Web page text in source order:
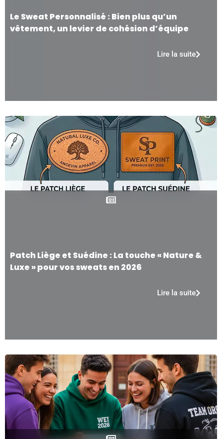
Le Sweat Personnalisé : Bien plus qu’un
vêtement, un levier de cohésion d’équipe
Lire la suite
Patch Liège et Suédine : La touche « Nature &
Luxe » pour vos sweats en 2026
Lire la suite